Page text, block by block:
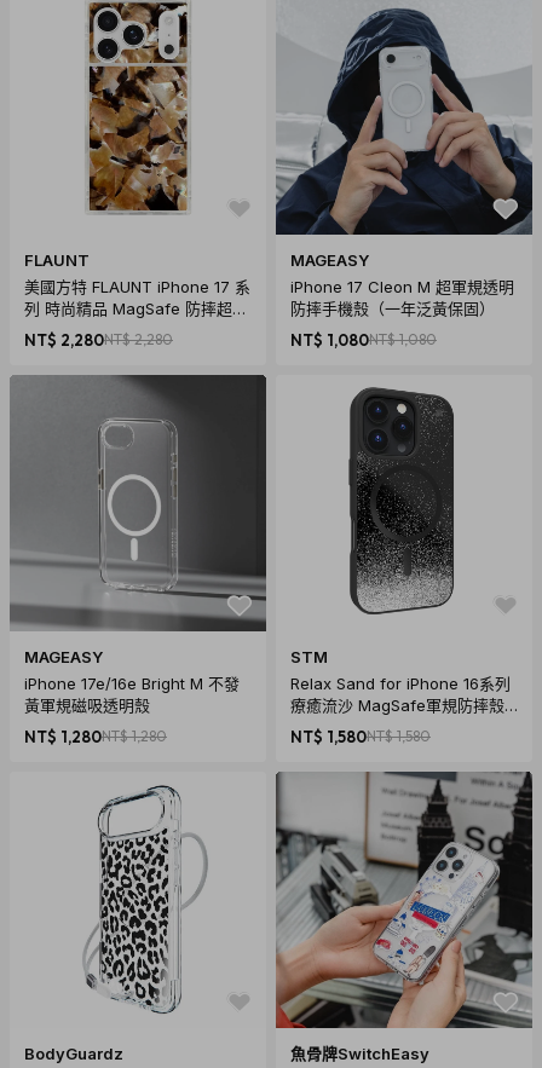
FLAUNT
美國方特 FLAUNT iPhone 17 系
列 時尚精品 MagSafe 防摔超方
殼 - 琥珀琉光
NT$ 2,280NT$ 2,280
MAGEASY
iPhone 17 Cleon M 超軍規透明
防摔手機殼（一年泛黃保固）
NT$ 1,080NT$ 1,080
MAGEASY
iPhone 17e/16e Bright M 不發
黃軍規磁吸透明殼
NT$ 1,280NT$ 1,280
STM
Relax Sand for iPhone 16系列
療癒流沙 MagSafe軍規防摔殼 -
奢華黑
NT$ 1,580NT$ 1,580
BodyGuardz
魚骨牌SwitchEasy